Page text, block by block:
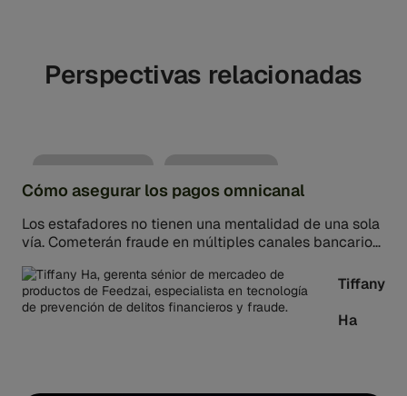
cumplimiento normativo y la inteligencia global sobre
fraude hacen que sea una de las principales opciones
Perspectivas relacionadas
Cómo asegurar los pagos omnicanal
Los estafadores no tienen una mentalidad de una sola
vía. Cometerán fraude en múltiples canales bancarios,
aumentar su…
Tiffany
Ha